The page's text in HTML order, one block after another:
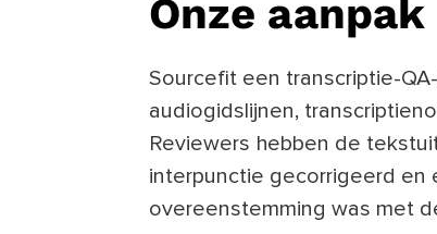
Onze aanpak
Sourcefit een transcriptie-
audiogidslijnen,
Reviewers hebben de
interpunctie gecorrigeerd en
overeenstemming was met